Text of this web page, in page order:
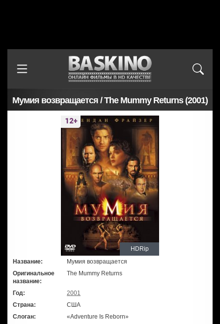
Мумия возвращается / The Mummy Returns (2001)
HDRip
Название:
Мумия возвращается
Оригинальное
название:
The Mummy Returns
Год:
2001
Страна:
США
Слоган:
«Adventure Is Reborn»